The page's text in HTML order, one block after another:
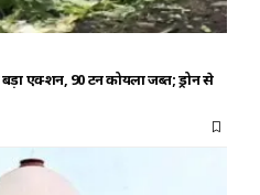
एक्शन, 90 टन कोयला जब्त; ड्रोन से